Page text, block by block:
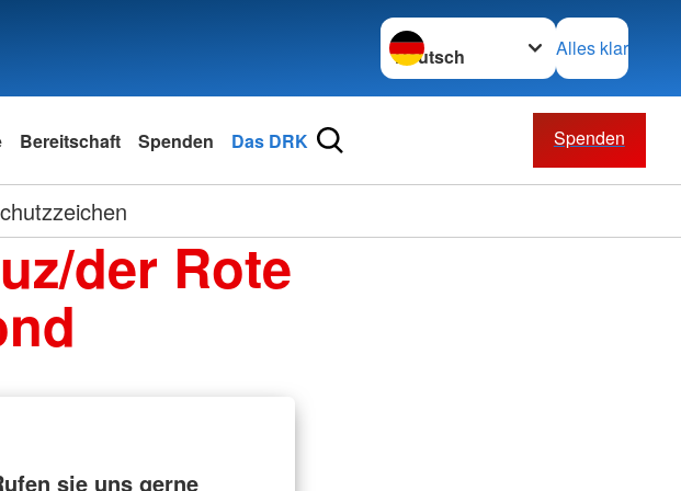
Sprache wechseln zu
Alles klar
Bereitschaft Spenden Das DRK Spenden
der Rote
sie uns gerne